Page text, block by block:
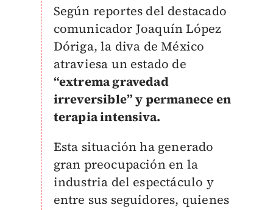
Según reportes del destacado
comunicador Joaquín López
Dóriga, la diva de México
atraviesa un estado de
“extrema gravedad
irreversible” y permanece en
terapia intensiva.
Esta situación ha generado
gran preocupación en la
industria del espectáculo y
entre sus seguidores, quienes